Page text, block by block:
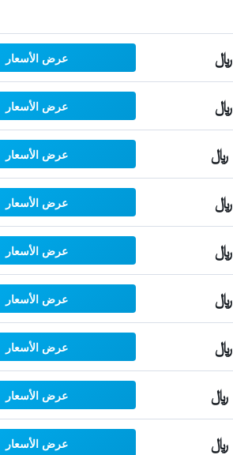
عرض الأسعار
عرض الأسعار
عرض الأسعار
عرض الأسعار
عرض الأسعار
عرض الأسعار
عرض الأسعار
عرض الأسعار
عرض الأسعار